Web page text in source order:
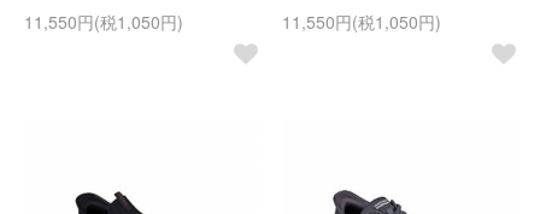
11,550円(税1,050円)
11,550円(税1,050円)